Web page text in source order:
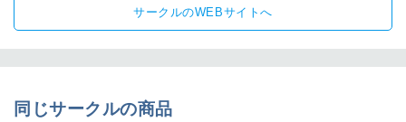
サークルのWEBサイトへ
同じサークルの商品